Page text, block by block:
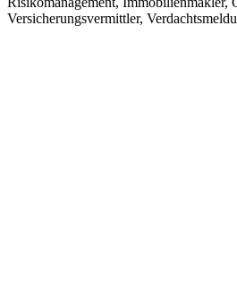
Versicherungsvermittler,